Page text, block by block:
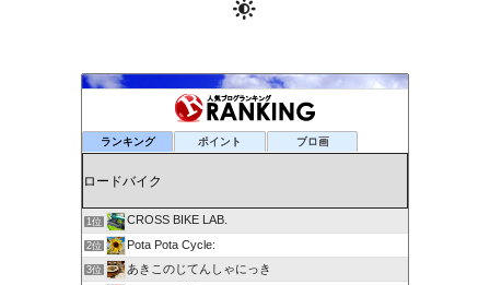
ランキング ポイント ブロ画
1位 CROSS BIKE LAB.
2位 Pota Pota Cycle:
3位 あきこのじてんしゃにっき